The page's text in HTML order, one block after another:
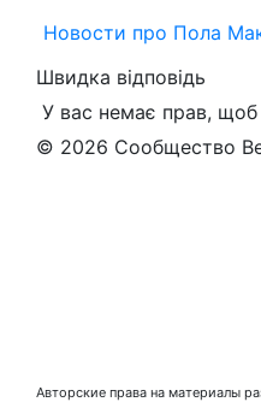
Новости про Пола
Швидка відповідь
У вас немає прав, щоб
© 2026 Сообщество
Авторские права на материалы